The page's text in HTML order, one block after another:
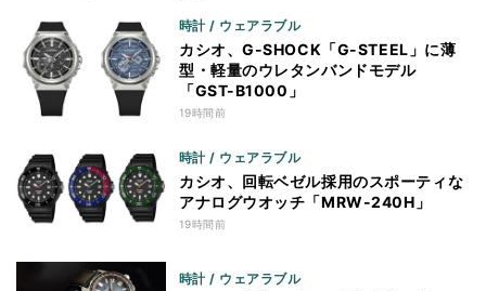
時計 / ウェアラブル
カシオ、G-SHOCK「G-STEEL」に薄
型・軽量のウレタンバンドモデル
「GST-B1000」
19時間前
時計 / ウェアラブル
カシオ、回転ベゼル採用のスポーティな
アナログウオッチ「MRW-240H」
19時間前
時計 / ウェアラブル